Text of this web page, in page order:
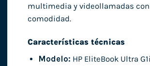
multimedia y videollamadas con
comodidad.
Características técnicas
Modelo: HP EliteBook Ultra